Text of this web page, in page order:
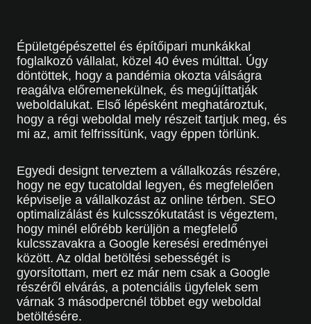
Épületgépészettel és építőipari munkákkal
foglalkozó vállalat, közel 40 éves múlttal. Úgy
döntöttek, hogy a pandémia okozta válságra
reagálva előremenekülnek, és megújíttatják
weboldalukat. Első lépésként meghatároztuk,
hogy a régi weboldal mely részeit tartjuk meg, és
mi az, amit felfrissítünk, vagy éppen törlünk.
Egyedi designt terveztem a vállalkozás részére,
hogy ne egy tucatoldal legyen, és megfelelően
képviselje a vállalkozást az online térben. SEO
optimalizálást és kulcsszókutatást is végeztem,
hogy minél előrébb kerüljön a megfelelő
kulcsszavakra a Google keresési eredményei
között. Az oldal betöltési sebességét is
gyorsítottam, mert ez már nem csak a Google
részéről elvárás, a potenciális ügyfelek sem
várnak 3 másodpercnél többet egy weboldal
betöltésére.